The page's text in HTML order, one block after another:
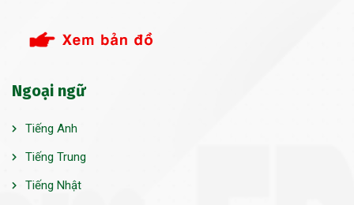
Ngoại ngữ
Tiếng Anh
Tiếng Trung
Tiếng Nhật